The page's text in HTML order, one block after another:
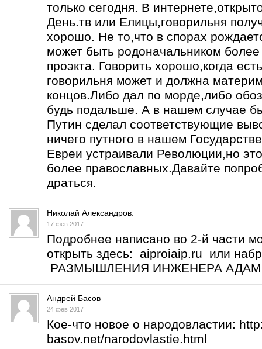
только сегодня. В
День.тв или Елицы,говорильня
хорошо. Не то,что в спорах
может быть родоначальником более
проэкта. Говорить хорошо,когда
говорильня может и должна
концов.Либо дал по морде,либо
будь подальше. А в нашем случае
Путин сделал соответствующие
ничего путного в нашем
Евреи устраивали Революции,но
более православных.Давайте
драться.
Николай Александров.
17 фев 2017
Подробнее написано во 2-й части
открыть здесь: aiproiaip.ru или
РАЗМЫШЛЕНИЯ ИНЖЕНЕРА
Андрей Басов
24 фев 2017
Кое-что новое о народовластии:
basov.net/narodovlastie.html